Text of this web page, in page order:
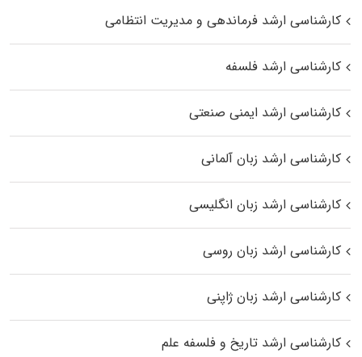
کارشناسی ارشد فرماندهی و مدیریت انتظامی
کارشناسی ارشد فلسفه
کارشناسی ارشد ایمنی صنعتی
کارشناسی ارشد زبان آلمانی
کارشناسی ارشد زبان انگلیسی
کارشناسی ارشد زبان روسی
کارشناسی ارشد زبان ژاپنی
کارشناسی ارشد تاریخ و فلسفه علم